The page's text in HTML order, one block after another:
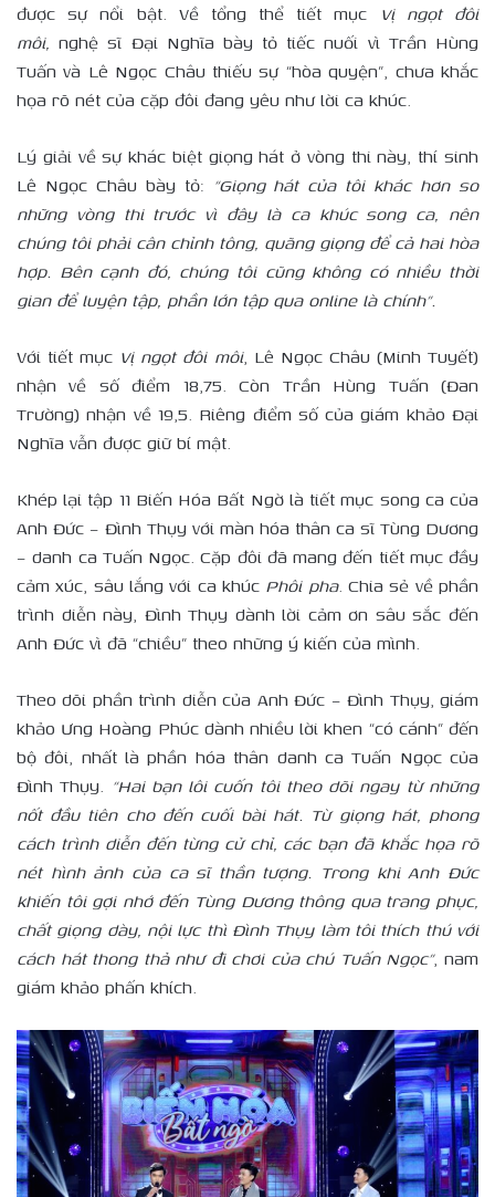
được sự nổi bật. Về tổng thể tiết mục
Vị ngọt đôi
môi, nghệ sĩ Đại Nghĩa bày tỏ tiếc nuối vì Trần Hùng
Tuấn và Lê Ngọc Châu thiếu sự “hòa quyện”, chưa khắc
họa rõ nét của cặp đôi đang yêu như lời ca khúc.
Lý giải về sự khác biệt giọng hát ở vòng thi này, thí sinh
Lê Ngọc Châu bày tỏ: “Giọng hát của tôi khác hơn so
những vòng thi trước vì đây là ca khúc song ca, nên
chúng tôi phải cân chỉnh tông, quãng giọng để cả hai hòa
hợp. Bên cạnh đó, chúng tôi cũng không có nhiều thời
gian để luyện tập, phần lớn tập qua online là chính”.
Với tiết mục Vị ngọt đôi môi, Lê Ngọc Châu (Minh Tuyết)
nhận về số điểm 18,75. Còn Trần Hùng Tuấn (Đan
Trường) nhận về 19,5. Riêng điểm số của giám khảo Đại
Nghĩa vẫn được giữ bí mật.
Khép lại tập 11 Biến Hóa Bất Ngờ là tiết mục song ca của
Anh Đức – Đình Thụy với màn hóa thân ca sĩ Tùng Dương
– danh ca Tuấn Ngọc. Cặp đôi đã mang đến tiết mục đầy
cảm xúc, sâu lắng với ca khúc Phôi pha. Chia sẻ về phần
trình diễn này, Đình Thụy dành lời cảm ơn sâu sắc đến
Anh Đức vì đã “chiều” theo những ý kiến của mình.
Theo dõi phần trình diễn của Anh Đức – Đình Thụy, giám
khảo Ưng Hoàng Phúc dành nhiều lời khen “có cánh” đến
bộ đôi, nhất là phần hóa thân danh ca Tuấn Ngọc của
Đình Thụy. “Hai bạn lôi cuốn tôi theo dõi ngay từ những
nốt đầu tiên cho đến cuối bài hát. Từ giọng hát, phong
cách trình diễn đến từng cử chỉ, các bạn đã khắc họa rõ
nét hình ảnh của ca sĩ thần tượng. Trong khi Anh Đức
khiến tôi gợi nhớ đến Tùng Dương thông qua trang phục,
chất giọng dày, nội lực thì Đình Thụy làm tôi thích thú với
cách hát thong thả như đi chơi của chú Tuấn Ngọc”, nam
giám khảo phấn khích.